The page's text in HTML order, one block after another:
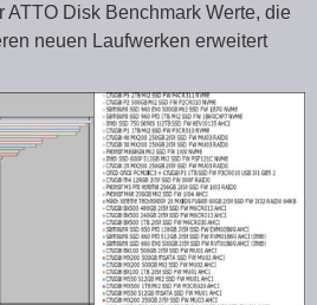
ATTO Disk Benchmark Werte, die
neuen Laufwerken erweitert